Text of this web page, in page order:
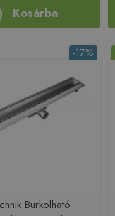
Kosárba
-17%
Burkolható